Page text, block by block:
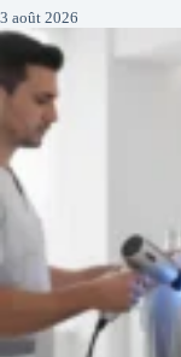
3 août 2026